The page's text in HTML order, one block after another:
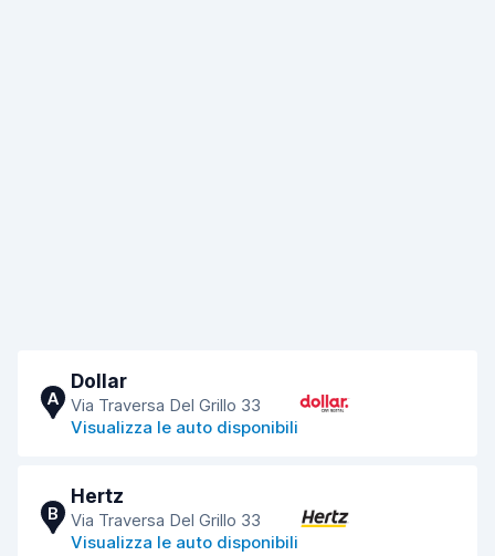
A
Dollar
Via Traversa Del Grillo 33
Visualizza le auto disponibili
B
Hertz
Via Traversa Del Grillo 33
Visualizza le auto disponibili